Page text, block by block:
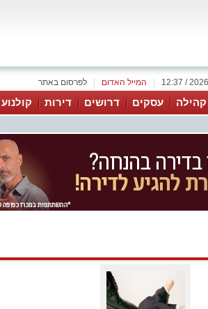
לפרסום באתר המייל האדום
קהילה עסקים דרושים דירות קולנוע